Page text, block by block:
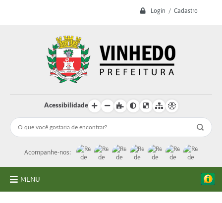
Login / Cadastro
Acessibilidade
Acompanhe-nos:
MENU